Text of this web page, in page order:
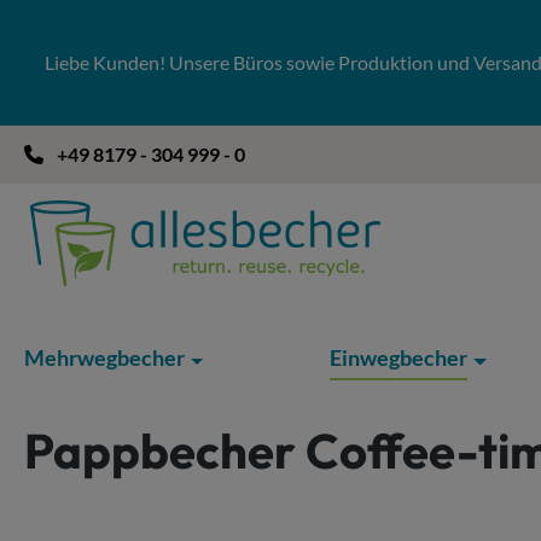
Liebe Kunden! Unsere Büros sowie Produktion und
+49 8179 - 304 999 - 0
Mehrwegbecher Einwegbecher
Pappbecher Coffee-